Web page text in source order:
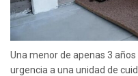
Una menor de apenas 3
urgencia a una unidad de